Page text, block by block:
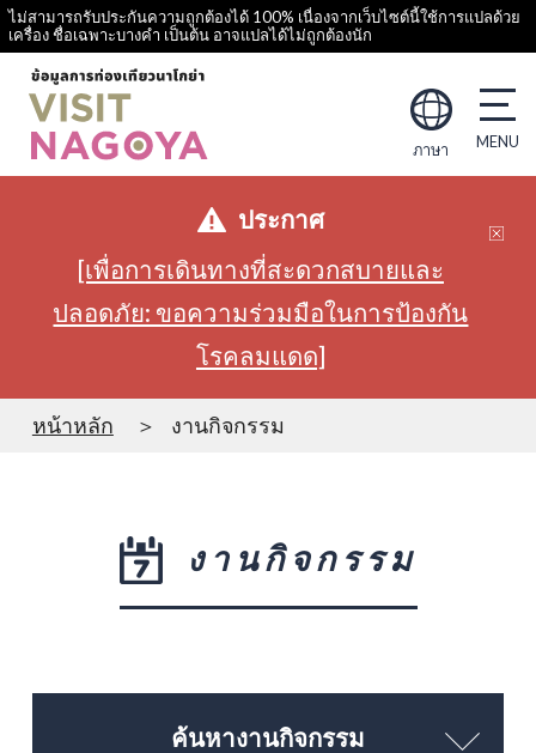
ไม่สามารถรับประกันความถูกต้องได้ 100% เนื่องจากเว็บไซต์นี้ใช้การแปลด้วย
เครื่อง ชื่อเฉพาะบางคำ เป็นต้น อาจแปลได้ไม่ถูกต้องนัก
ภาษา
ประกาศ
[เพื่อการเดินทางที่สะดวกสบายและ
ปลอดภัย: ขอความร่วมมือในการป้องกัน
โรคลมแดด]
หน้าหลัก งานกิจกรรม
งานกิจกรรม
ค้นหางานกิจกรรม